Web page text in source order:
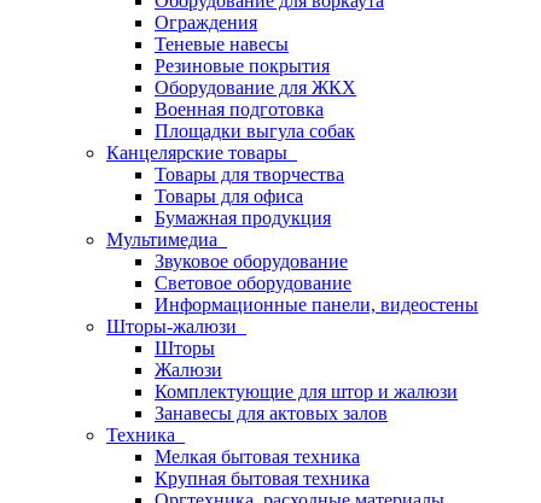
Ограждения
Теневые навесы
Резиновые покрытия
Оборудование для ЖКХ
Военная подготовка
Площадки выгула собак
Канцелярские товары
Товары для творчества
Товары для офиса
Бумажная продукция
Мультимедиа
Звуковое оборудование
Световое оборудование
Информационные панели, видеостены
Шторы-жалюзи
Шторы
Жалюзи
Комплектующие для штор и жалюзи
Занавесы для актовых залов
Техника
Мелкая бытовая техника
Крупная бытовая техника